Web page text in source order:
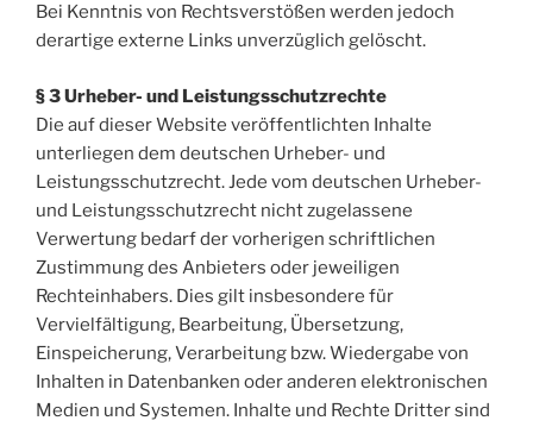
Bei Kenntnis von Rechtsverstößen werden jedoch
derartige externe Links unverzüglich gelöscht.
§ 3 Urheber- und Leistungsschutzrechte
Die auf dieser Website veröffentlichten Inhalte
unterliegen dem deutschen Urheber- und
Leistungsschutzrecht. Jede vom deutschen Urheber-
und Leistungsschutzrecht nicht zugelassene
Verwertung bedarf der vorherigen schriftlichen
Zustimmung des Anbieters oder jeweiligen
Rechteinhabers. Dies gilt insbesondere für
Vervielfältigung, Bearbeitung, Übersetzung,
Einspeicherung, Verarbeitung bzw. Wiedergabe von
Inhalten in Datenbanken oder anderen elektronischen
Medien und Systemen. Inhalte und Rechte Dritter sind